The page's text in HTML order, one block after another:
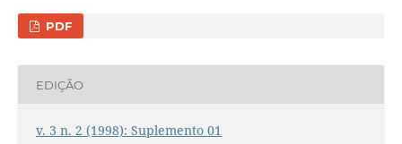
PDF
EDIÇÃO
v. 3 n. 2 (1998): Suplemento 01